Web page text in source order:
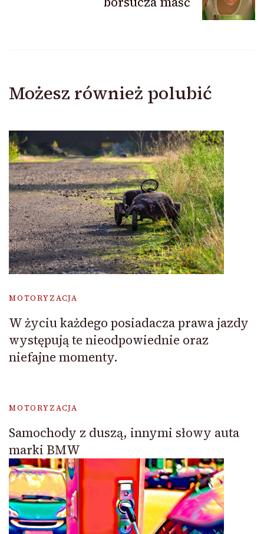
Możesz również polubić
MOTORYZACJA
W życiu każdego posiadacza prawa jazdy
występują te nieodpowiednie oraz
niefajne momenty.
MOTORYZACJA
Samochody z duszą, innymi słowy auta
marki BMW